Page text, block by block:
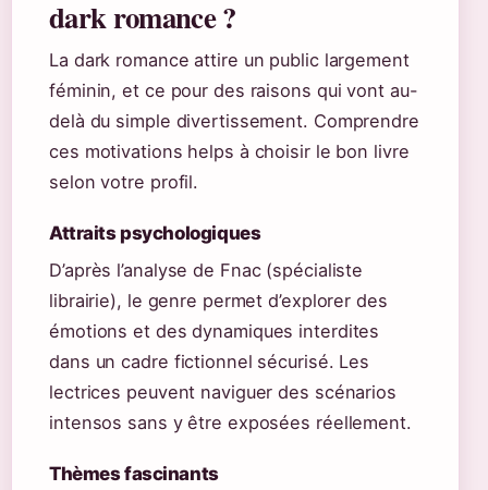
dark romance ?
La dark romance attire un public largement
féminin, et ce pour des raisons qui vont au-
delà du simple divertissement. Comprendre
ces motivations helps à choisir le bon livre
selon votre profil.
Attraits psychologiques
D’après l’analyse de Fnac (spécialiste
librairie), le genre permet d’explorer des
émotions et des dynamiques interdites
dans un cadre fictionnel sécurisé. Les
lectrices peuvent naviguer des scénarios
intensos sans y être exposées réellement.
Thèmes fascinants